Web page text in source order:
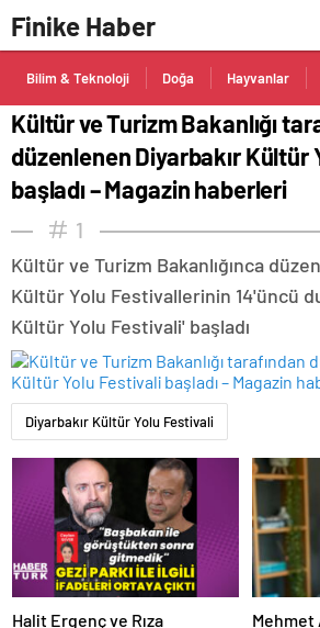
Finike Haber
Bilim & Teknoloji Doğa Hayvanlar
Kültür ve Turizm Bakanlığı
düzenlenen Diyarbakır Kültür
başladı – Magazin haberleri
1
Kültür ve Turizm Bakanlığınca
Kültür Yolu Festivallerinin 14'üncü
Kültür Yolu Festivali' başladı
Diyarbakır Kültür Yolu Festivali
Halit Ergenç ve Rıza
Mehmet